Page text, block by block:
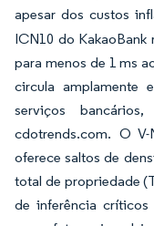
apesar dos custos
ICN10 do KakaoBank
para menos de 1 ms
circula amplamente
serviços
cdotrends.com. O
oferece saltos de
total de propriedade
de inferência